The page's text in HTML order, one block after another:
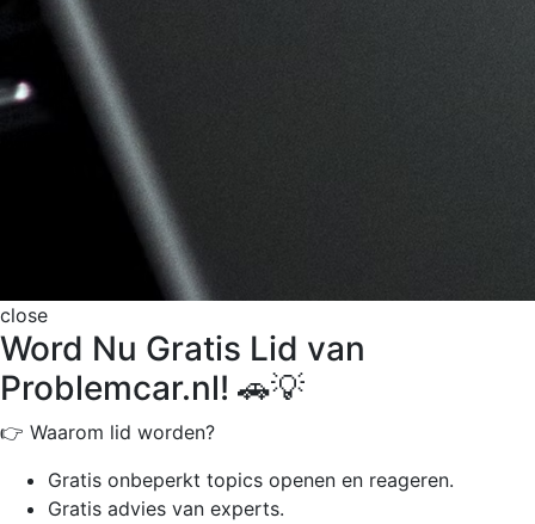
close
Word Nu Gratis Lid van
Problemcar.nl! 🚗💡
👉 Waarom lid worden?
Gratis onbeperkt topics openen en reageren.
Gratis advies van experts.